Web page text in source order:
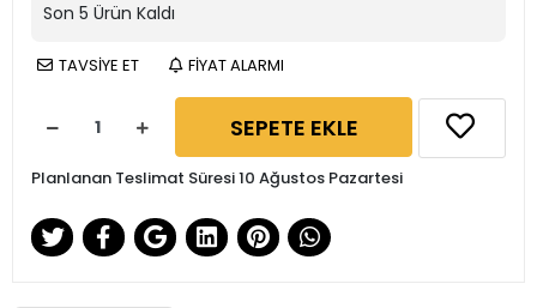
Son 5 Ürün Kaldı
TAVSİYE ET FİYAT ALARMI
SEPETE EKLE
Planlanan Teslimat Süresi 10 Ağustos Pazartesi